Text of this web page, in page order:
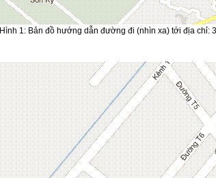
Hình 1: Bản đồ hướng dẫn đường đi (nhìn xa) tới địa chỉ: